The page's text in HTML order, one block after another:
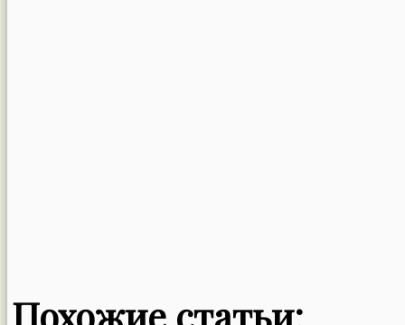
Похожие статьи: